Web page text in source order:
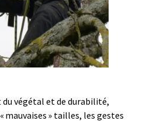
du végétal et de durabilité,
mauvaises » tailles, les gestes